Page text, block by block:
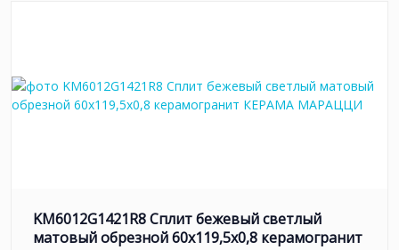
KM6012G1421R8 Сплит бежевый светлый
матовый обрезной 60x119,5x0,8 керамогранит